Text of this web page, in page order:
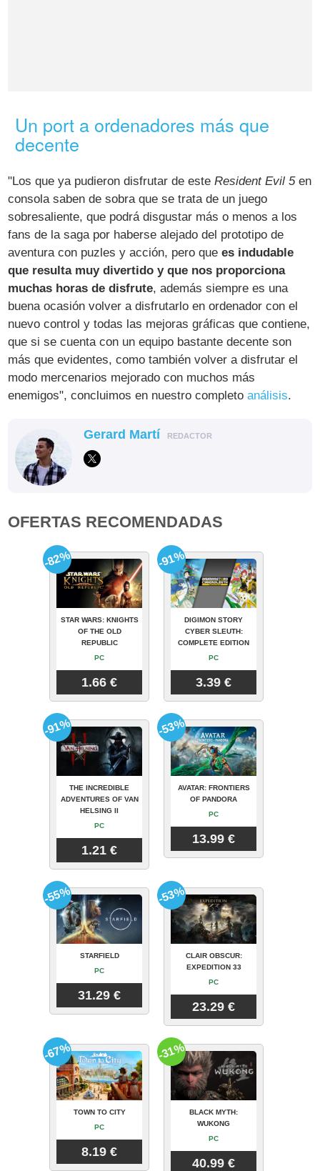
Un port a ordenadores más que
decente
"Los que ya pudieron disfrutar de esteResident Evil 5en
consola saben de sobra que se trata de un juego
sobresaliente, que podrá disgustar más o menos a los
fans de la saga por haberse alejado del prototipo de
aventura con puzles y acción, pero quees indudable
que resulta muy divertido y que nos proporciona
muchas horas de disfrute, además siempre es una
buena ocasión volver a disfrutarlo en ordenador con el
nuevo control y todas las mejoras gráficas que contiene,
que si se cuenta con un equipo bastante decente son
más que evidentes, como también volver a disfrutar el
modo mercenarios mejorado con muchos más
enemigos", concluimos en nuestro completoanálisis.
Gerard Martí REDACTOR
OFERTAS RECOMENDADAS
STAR WARS: KNIGHTS
OF THE OLD
REPUBLIC
PC
1.66 €
-82%
DIGIMON STORY
CYBER SLEUTH:
COMPLETE EDITION
PC
3.39 €
-91%
THE INCREDIBLE
ADVENTURES OF VAN
HELSING II
PC
1.21 €
-91%
AVATAR: FRONTIERS
OF PANDORA
PC
13.99 €
-53%
STARFIELD
PC
31.29 €
-55%
CLAIR OBSCUR:
EXPEDITION 33
PC
23.29 €
-53%
TOWN TO CITY
PC
8.19 €
-67%
BLACK MYTH:
WUKONG
PC
40.99 €
-31%